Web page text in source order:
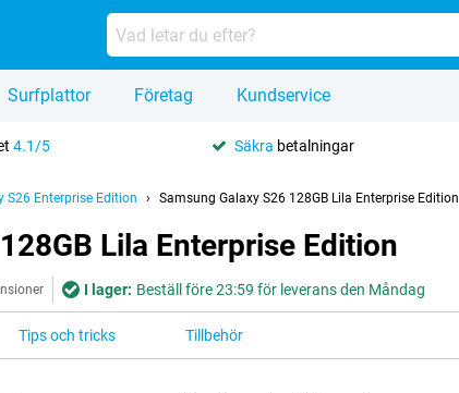
Surfplattor Företag Kundservice
4.1/5 Säkra betalningar
S26 Enterprise Edition Samsung Galaxy S26 128GB Lila Enterprise Edition
Lila Enterprise Edition
I lager: Beställ före 23:59 för leverans den Måndag
Tips och tricks Tillbehör